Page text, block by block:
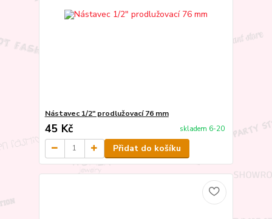
Nástavec 1/2" prodlužovací 76 mm
45 Kč skladem 6-20
Přidat do košíku